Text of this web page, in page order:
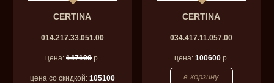
CERTINA
014.217.33.051.00
цена: 147100р.
цена со скидкой: 105100
CERTINA
034.417.11.057.00
цена: 100600р.